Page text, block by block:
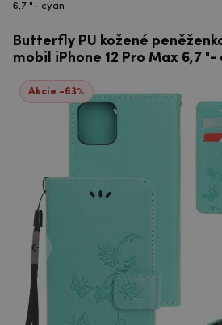
6,7 "- cyan
Butterfly PU kožené
mobil iPhone 12 Pro Max 6,7 "-
Akcie -63%